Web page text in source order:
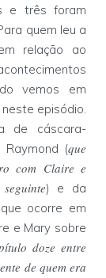
e três foram
quem leu a
relação ao
vemos em
episódio.
de cáscara-
(que
com Claire e
) e da
ocorre em
e Mary sobre
doze entre
de quem era